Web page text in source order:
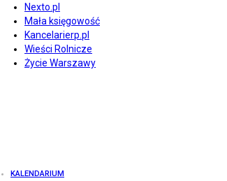
Nexto.pl
Mała księgowość
Kancelarierp.pl
Wieści Rolnicze
Życie Warszawy
KALENDARIUM